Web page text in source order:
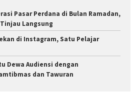
Pasar Perdana di Bulan Ramadan,
Langsung
di Instagram, Satu Pelajar
Dewa Audiensi dengan
dan Tawuran